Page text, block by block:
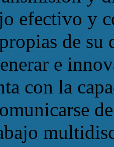
efectivo y
de su
e
con la